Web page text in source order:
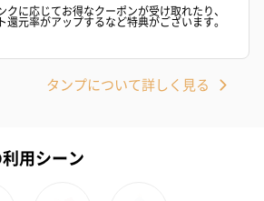
クに応じてお得なクーポンが受け取れたり、
還元率がアップするなど特典がございます。
タンプについて詳しく見る
用シーン